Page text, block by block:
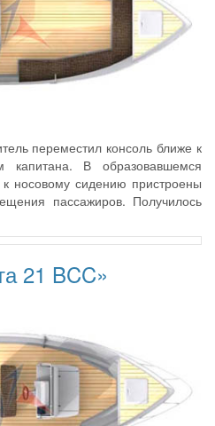
переместил консоль ближе к
В образовавшемся
носовому сидению пристроены
пассажиров. Получилось
21 BCC»